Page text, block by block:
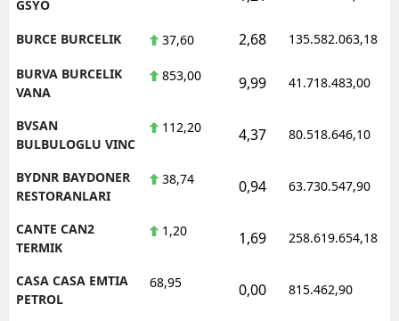
GSYO
BURCE BURCELIK 37,60 2,68 135.582.063,18
BURVA BURCELIK
VANA
853,00 9,99 41.718.483,00
BVSAN
BULBULOGLU VINC
112,20 4,37 80.518.646,10
BYDNR BAYDONER
RESTORANLARI
38,74 0,94 63.730.547,90
CANTE CAN2
TERMIK
1,20 1,69 258.619.654,18
CASA CASA EMTIA
PETROL
68,95 0,00 815.462,90